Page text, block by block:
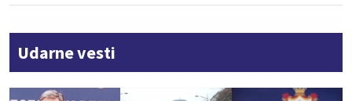
Udarne vesti